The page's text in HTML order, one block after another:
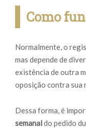
Como
Normalmente, o
mas depende de
existência de outra
oposição contra sua
Dessa forma, é
semanaldo pedido